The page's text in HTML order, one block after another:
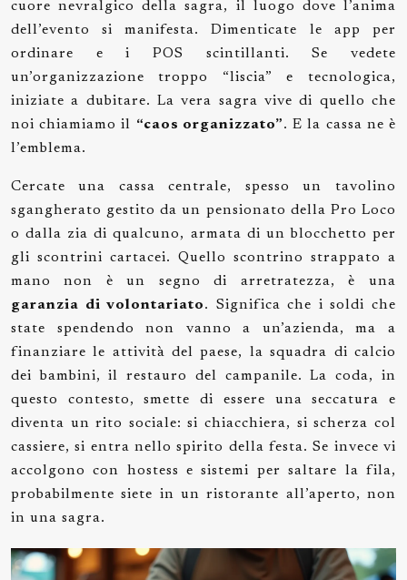
cuore nevralgico della sagra, il luogo dove l’anima
dell’evento si manifesta. Dimenticate le app per
ordinare e i POS scintillanti. Se vedete
un’organizzazione troppo “liscia” e tecnologica,
iniziate a dubitare. La vera sagra vive di quello che
noi chiamiamo il “caos organizzato”. E la cassa ne è
l’emblema.
Cercate una cassa centrale, spesso un tavolino
sgangherato gestito da un pensionato della Pro Loco
o dalla zia di qualcuno, armata di un blocchetto per
gli scontrini cartacei. Quello scontrino strappato a
mano non è un segno di arretratezza, è una
garanzia di volontariato. Significa che i soldi che
state spendendo non vanno a un’azienda, ma a
finanziare le attività del paese, la squadra di calcio
dei bambini, il restauro del campanile. La coda, in
questo contesto, smette di essere una seccatura e
diventa un rito sociale: si chiacchiera, si scherza col
cassiere, si entra nello spirito della festa. Se invece vi
accolgono con hostess e sistemi per saltare la fila,
probabilmente siete in un ristorante all’aperto, non
in una sagra.